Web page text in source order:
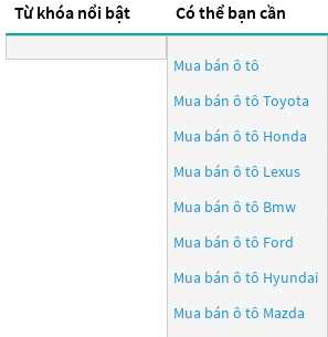
Từ khóa nổi bật Có thể bạn cần
Mua bán ô tô
Mua bán ô tô Toyota
Mua bán ô tô Honda
Mua bán ô tô Lexus
Mua bán ô tô Bmw
Mua bán ô tô Ford
Mua bán ô tô Hyundai
Mua bán ô tô Mazda